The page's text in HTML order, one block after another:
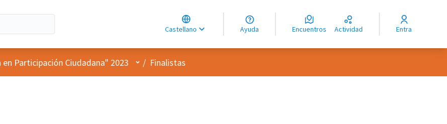
Castellano
Choose language
Choisir la langue
Elegir el idioma
Ayuda Encuentros Actividad Entra
Participación Ciudadana" 2023 Menú de usuario
/ Finalistas